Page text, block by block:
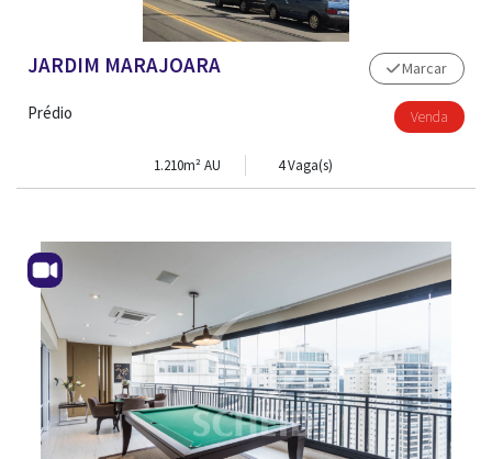
JARDIM MARAJOARA
Prédio
Marcar
Venda
1.210m² AU 4 Vaga(s)